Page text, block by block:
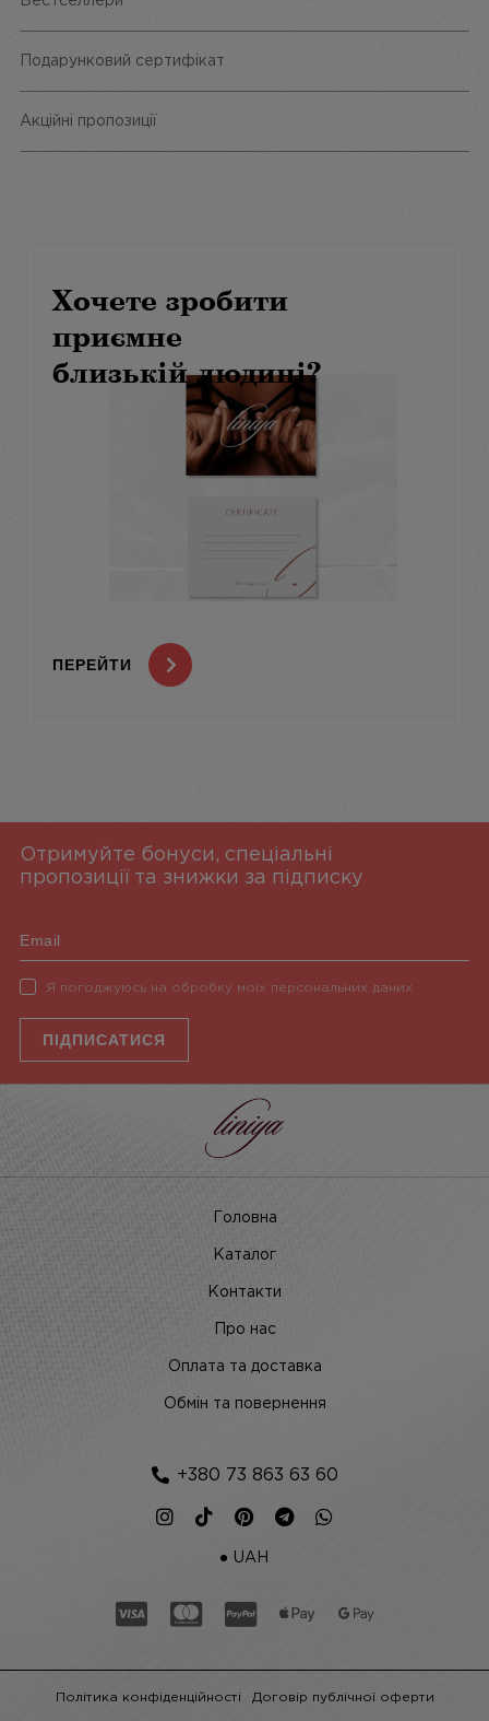
Одяг та аксесуари
Подарунковий сертифікат
Акційні пропозиції
Хочете зробити
приємне
близькій людині?
ПЕРЕЙТИ
Отримуйте бонуси, спеціальні
пропозиції та знижки за підписку
Я погоджуюсь на обробку моїх персональних даних
ПІДПИСАТИСЯ
Головна
Каталог
Контакти
Про нас
Оплата та доставка
Обмін та повернення
+380 73 863 63 60
UAH
Політика конфіденційності Договір публічної оферти